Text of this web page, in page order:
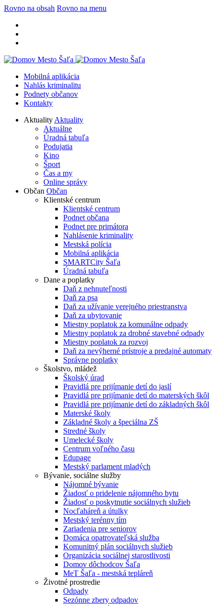
Rovno na obsah Rovno na menu
Mobilná aplikácia
Nahlás kriminalitu
Podnety občanov
Kontakty
Aktuality Aktuality
Aktuálne
Úradná tabuľa
Podujatia
Kino
Šport
Čas a my
Online správy
Občan Občan
Klientské centrum
Klientské centrum
Podnet občana
Podnet pre primátora
Nahlásenie kriminality
Mestská polícia
Mobilná aplikácia
SMARTCity Šaľa
Úradná tabuľa
Dane a poplatky
Daň z nehnuteľnosti
Daň za psa
Daň za užívanie verejného priestranstva
Daň za ubytovanie
Miestny poplatok za komunálne odpady
Miestny poplatok za drobné stavebné odpady
Miestny poplatok za rozvoj
Daň za nevýherné prístroje a predajné automaty
Správne poplatky
Školstvo, mládež
Školský úrad
Pravidlá pre prijímanie detí do jaslí
Pravidlá pre prijímanie detí do materských škôl
Pravidlá pre prijímanie detí do základných škôl
Materské školy
Základné školy a špeciálna ZŠ
Stredné školy
Umelecké školy
Centrum voľného času
Edupage
Mestský parlament mladých
Bývanie, sociálne služby
Nájomné bývanie
Žiadosť o pridelenie nájomného bytu
Žiadosť o poskytnutie sociálnych služieb
Nocľaháreň a útulky
Mestský terénny tím
Zariadenia pre seniorov
Domáca opatrovateľská služba
Komunitný plán sociálnych služieb
Organizácia sociálnej starostlivosti
Domov dôchodcov Šaľa
MeT Šaľa - mestská tepláreň
Životné prostredie
Odpady
Sezónne zbery odpadov